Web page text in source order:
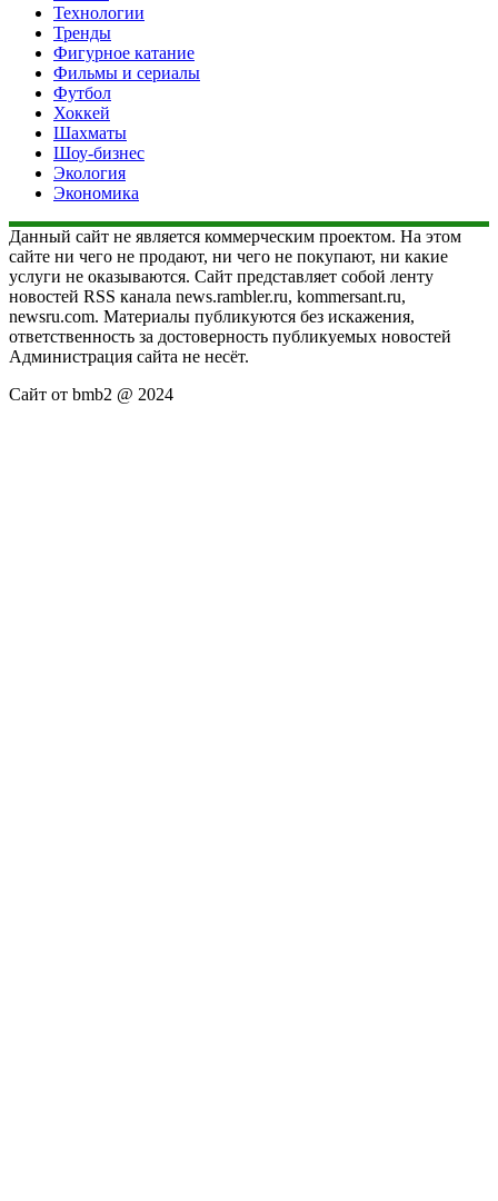
Технологии
Тренды
Фигурное катание
Фильмы и сериалы
Футбол
Хоккей
Шахматы
Шоу-бизнес
Экология
Экономика
Данный сайт не является коммерческим проектом. На этом
сайте ни чего не продают, ни чего не покупают, ни какие
услуги не оказываются. Сайт представляет собой ленту
новостей RSS канала news.rambler.ru, kommersant.ru,
newsru.com. Материалы публикуются без искажения,
ответственность за достоверность публикуемых новостей
Администрация сайта не несёт.
Сайт от bmb2 @ 2024